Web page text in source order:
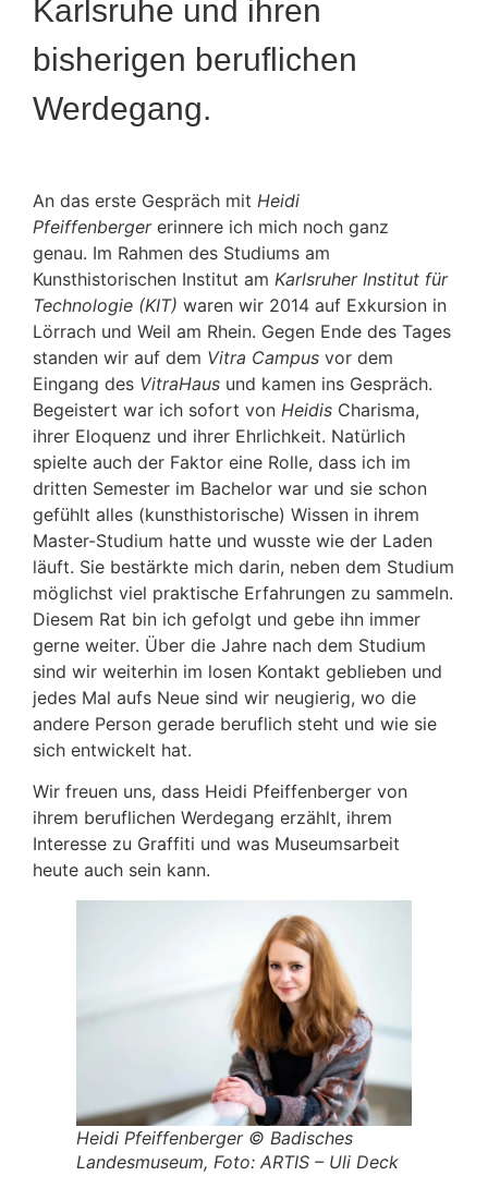
Karlsruhe und ihren
bisherigen beruflichen
Werdegang.
An das erste Gespräch mit Heidi
Pfeiffenbergererinnere ich mich noch ganz
genau. Im Rahmen des Studiums am
Kunsthistorischen Institut am Karlsruher Institut für
Technologie (KIT) waren wir 2014 auf Exkursion in
Lörrach und Weil am Rhein. Gegen Ende des Tages
standen wir auf dem Vitra Campus vor dem
Eingang des VitraHaus und kamen ins Gespräch.
Begeistert war ich sofort von Heidis Charisma,
ihrer Eloquenz und ihrer Ehrlichkeit. Natürlich
spielte auch der Faktor eine Rolle, dass ich im
dritten Semester im Bachelor war und sie schon
gefühlt alles (kunsthistorische) Wissen in ihrem
Master-Studium hatte und wusste wie der Laden
läuft. Sie bestärkte mich darin, neben dem Studium
möglichst viel praktische Erfahrungen zu sammeln.
Diesem Rat bin ich gefolgt und gebe ihn immer
gerne weiter. Über die Jahre nach dem Studium
sind wir weiterhin im losen Kontakt geblieben und
jedes Mal aufs Neue sind wir neugierig, wo die
andere Person gerade beruflich steht und wie sie
sich entwickelt hat.
Wir freuen uns, dass Heidi Pfeiffenberger von
ihrem beruflichen Werdegang erzählt, ihrem
Interesse zu Graffiti und was Museumsarbeit
heute auch sein kann.
Heidi Pfeiffenberger © Badisches
Landesmuseum, Foto: ARTIS – Uli Deck